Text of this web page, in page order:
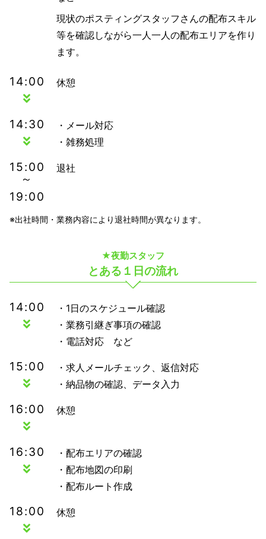
現状のポスティングスタッフさんの配布スキル
等を確認しながら一人一人の配布エリアを作り
ます。
14:00 休憩
14:30
・メール対応
・雑務処理
15:00
～
19:00
退社
※出社時間・業務内容により退社時間が異なります。
★夜勤スタッフ
とある１日の流れ
14:00
・1日のスケジュール確認
・業務引継ぎ事項の確認
・電話対応 など
15:00
・求人メールチェック、返信対応
・納品物の確認、データ入力
16:00 休憩
16:30
・配布エリアの確認
・配布地図の印刷
・配布ルート作成
18:00 休憩